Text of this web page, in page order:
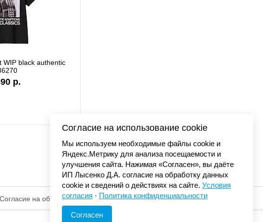
WIP black authentic
р.
© «Элемент». 2013-2026 Все права защищены.
Согласие на обработку
Согласие на использование cookie
Мы используем необходимые файлы cookie и
Яндекс.Метрику для анализа посещаемости и
улучшения сайта. Нажимая «Согласен», вы даёте
ИП Лысенко Д.А. согласие на обработку данных
cookie и сведений о действиях на сайте. Условия
согласия · Политика конфиденциальности
Согласен